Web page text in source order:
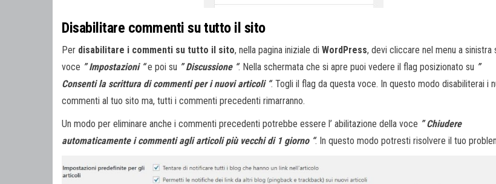
Disabilitare commenti su tutto il sito
Per disabilitare i commenti su tutto il sito, nella pagina iniziale di WordPress, devi cliccare nel menu a sinistra
voce ” Impostazioni “e poi su ” Discussione “. Nella schermata che si apre puoi vedere il flag posizionato su ”
Consenti la scrittura di commenti per i nuovi articoli “. Togli il flag da questa voce. In questo modo disabiliterai i
commenti al tuo sito ma, tutti i commenti precedenti rimarranno.
Un modo per eliminare anche i commenti precedenti potrebbe essere l’ abilitazione della voce ” Chiudere
automaticamente i commenti agli articoli più vecchi di 1 giorno “. In questo modo potresti risolvere il tuo